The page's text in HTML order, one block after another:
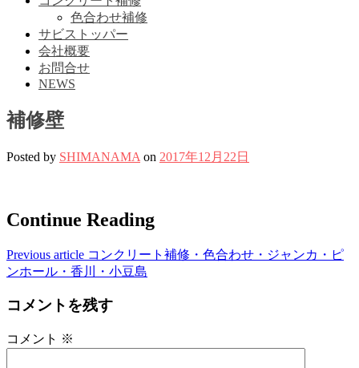
色合わせ補修
サビストッパー
会社概要
お問合せ
NEWS
補修壁
Posted by SHIMANAMA on 2017年12月22日
Continue Reading
Previous article コンクリート補修・色合わせ・ジャンカ・ピ
ンホール・香川・小豆島
コメントを残す
コメント ※